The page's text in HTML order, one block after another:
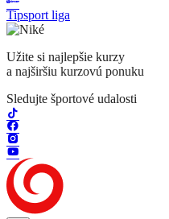
Tipsport liga
Užite si najlepšie kurzy
a najširšiu kurzovú ponuku
Sledujte športové udalosti